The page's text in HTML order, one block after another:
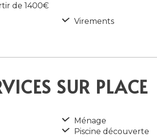
de 1400€
Virements
SUR PLACE
Ménage
Piscine découverte